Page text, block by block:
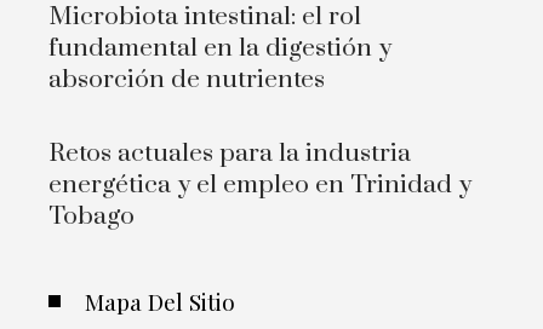
Microbiota intestinal: el rol
fundamental en la digestión y
absorción de nutrientes
Retos actuales para la industria
energética y el empleo en Trinidad y
Tobago
Mapa Del Sitio